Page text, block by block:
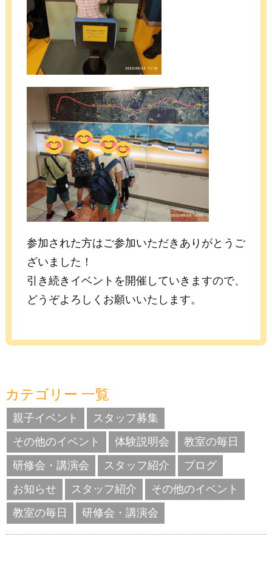
参加された方はご参加いただきありがとうご
ざいました！
引き続きイベントを開催していきますので、
どうぞよろしくお願いいたします。
カテゴリー 一覧
親子イベント
スタッフ募集
その他のイベント
体験説明会
教室の毎日
研修会・講演会
スタッフ紹介
ブログ
お知らせ
スタッフ紹介
その他のイベント
教室の毎日
研修会・講演会